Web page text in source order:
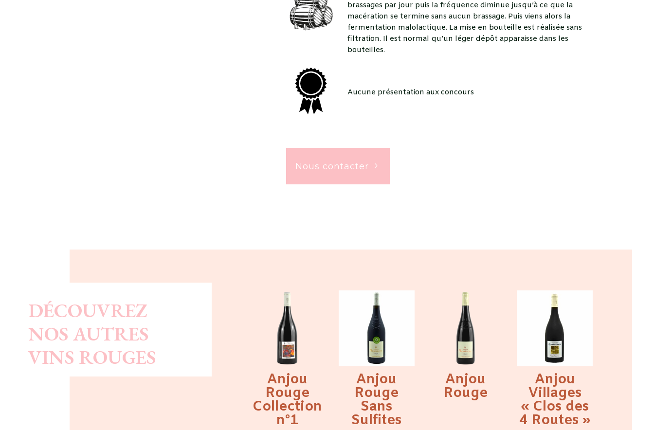
brassages par jour puis la fréquence diminue jusqu’à ce que la
macération se termine sans aucun brassage. Puis viens alors la
fermentation malolactique. La mise en bouteille est réalisée sans
filtration. Il est normal qu’un léger dépôt apparaisse dans les
bouteilles.
Aucune présentation aux concours
Nous contacter
DÉCOUVREZ
NOS AUTRES
VINS ROUGES
Anjou
Rouge
Collection
n°1
Anjou
Rouge
Sans
Sulfites
Anjou
Rouge
Anjou
Villages
« Clos des
4 Routes »